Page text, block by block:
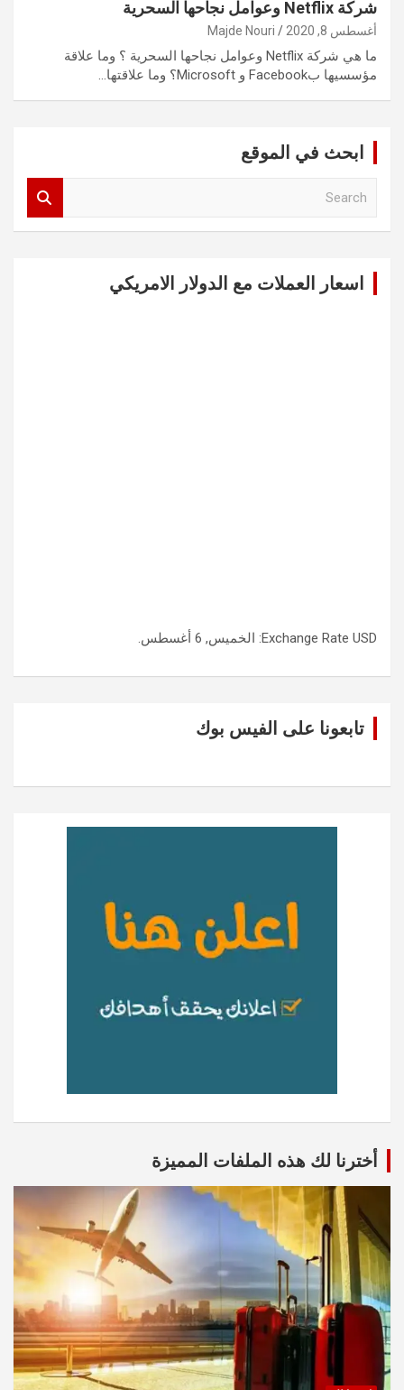
شركة Netflix وعوامل نجاحها السحرية
أغسطس 8, 2020 Majde Nouri
ما هي شركة Netflix وعوامل نجاحها السحرية ؟ وما علاقة
مؤسسيها بFacebook و Microsoft؟ وما علاقتها…
ابحث في الموقع
اسعار العملات مع الدولار الامريكي
Exchange Rate USD : الخميس, 6 أغسطس.
تابعونا على الفيس بوك
أخترنا لك هذه الملفات المميزة